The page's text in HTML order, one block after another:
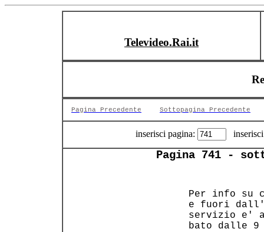
Televideo.Rai.it
Pagina Precedente Sottopagina Precedente
inserisci pagina:
Pagina 741 -
Per info su
e fuori
servizio e'
bato